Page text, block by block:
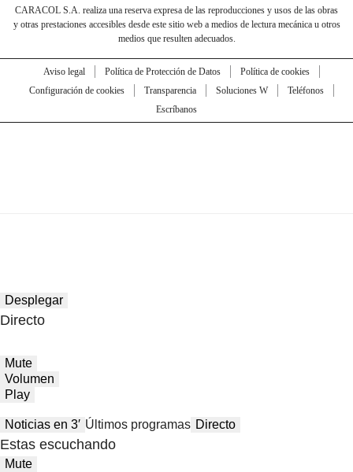
CARACOL S.A. realiza una reserva expresa de las reproducciones y usos de las obras
y otras prestaciones accesibles desde este sitio web a medios de lectura mecánica u otros
medios que resulten adecuados.
Aviso legal Política de Protección de Datos
Política de cookies
Configuración de cookies
Transparencia Soluciones W
Teléfonos
Escríbanos
Desplegar
Directo
Mute
Volumen
Play
Noticias en 3′ Últimos programas Directo
Estas escuchando
Mute